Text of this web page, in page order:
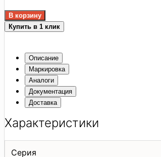
Купить в 1 клик
Описание
Маркировка
Аналоги
Документация
Доставка
Характеристики
Серия